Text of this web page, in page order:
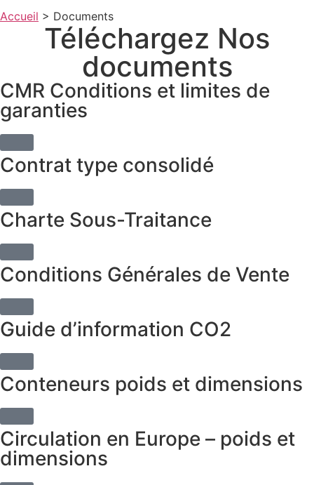
Accueil > Documents
Téléchargez Nos
documents
CMR Conditions et limites de
garanties
Contrat type consolidé
Charte Sous-Traitance
Conditions Générales de Vente
Guide d’information CO2
Conteneurs poids et dimensions
Circulation en Europe – poids et
dimensions